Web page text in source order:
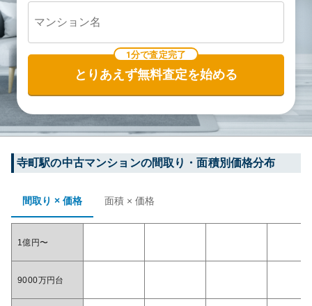
1分で査定完了
とりあえず無料査定を始める
寺町駅の中古マンションの間取り・面積別価格分布
間取り × 価格 面積 × 価格
1億円〜
9000万円台